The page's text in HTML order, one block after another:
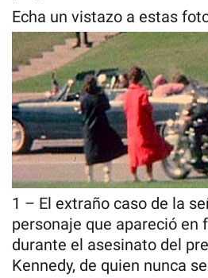
Echa un vistazo a estas
1 – El extraño caso de la
personaje que apareció en
durante el asesinato del
Kennedy, de quien nunca